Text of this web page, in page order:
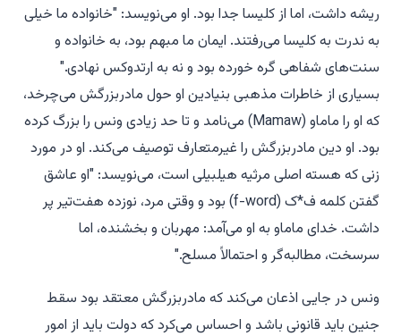
ریشه داشت، اما از کلیسا جدا بود. او می‌نویسد: "خانواده ما خیلی
به ندرت به کلیسا می‌رفتند. ایمان ما مبهم بود، به خانواده و
سنت‌های شفاهی گره خورده بود و نه به ارتدوکس نهادی."
بسیاری از خاطرات مذهبی بنیادین او حول مادربزرگش می‌چرخد،
که او را ماماو (Mamaw) می‌نامد و تا حد زیادی ونس را بزرگ کرده
بود. او دین مادربزرگش را غیرمتعارف توصیف می‌کند. او در مورد
زنی که هسته اصلی مرثیه هیلبیلی است، می‌نویسد: "او عاشق
گفتن کلمه ف*ک (f-word) بود و وقتی مرد، نوزده هفت‌تیر پر
داشت. خدای ماماو به او می‌آمد: مهربان و بخشنده، اما
سرسخت، مطالبه‌گر و احتمالاً مسلح."
ونس در جایی اذعان می‌کند که مادربزرگش معتقد بود سقط
جنین باید قانونی باشد و احساس می‌کرد که دولت باید از امور